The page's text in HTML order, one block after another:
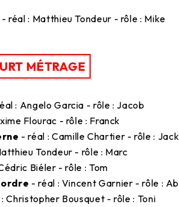
- réal : Matthieu Tondeur - rôle : Mike
MÉTRAGE
: Angelo Garcia - rôle : Jacob
Flourac - rôle : Franck
- réal : Camille Chartier - rôle :
Tondeur - rôle : Marc
Biéler - rôle : Tom
- réal : Vincent Garnier - rôle :
Christopher Bousquet - rôle : Toni